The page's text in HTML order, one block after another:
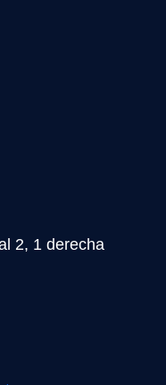
2, 1 derecha